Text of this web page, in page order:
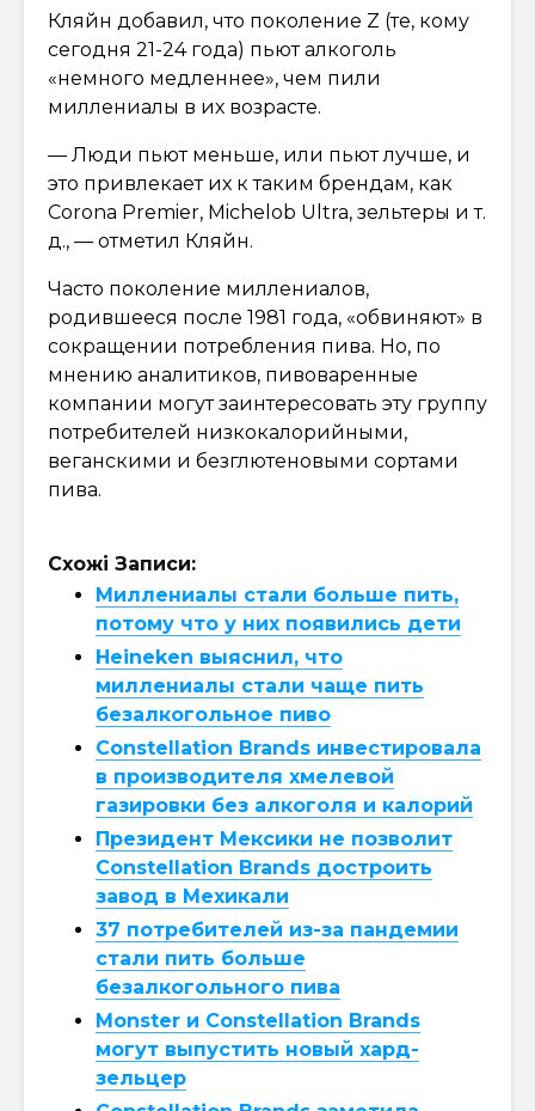
Кляйн добавил, что поколение Z (те, кому
сегодня 21-24 года) пьют алкоголь
«немного медленнее», чем пили
миллениалы в их возрасте.
— Люди пьют меньше, или пьют лучше, и
это привлекает их к таким брендам, как
Corona Premier, Michelob Ultra, зельтеры и т.
д., — отметил Кляйн.
Часто поколение миллениалов,
родившееся после 1981 года, «обвиняют» в
сокращении потребления пива. Но, по
мнению аналитиков, пивоваренные
компании могут заинтересовать эту группу
потребителей низкокалорийными,
веганскими и безглютеновыми сортами
пива.
Схожі Записи:
Миллениалы стали больше пить,
потому что у них появились дети
Heineken выяснил, что
миллениалы стали чаще пить
безалкогольное пиво
Constellation Brands инвестировала
в производителя хмелевой
газировки без алкоголя и калорий
Президент Мексики не позволит
Constellation Brands достроить
завод в Мехикали
37 потребителей из-за пандемии
стали пить больше
безалкогольного пива
Monster и Constellation Brands
могут выпустить новый хард-
зельцер